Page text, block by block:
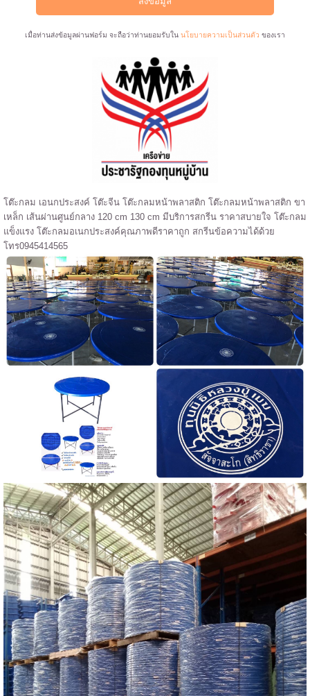
เมื่อท่านส่งข้อมูลผ่านฟอร์ม จะถือว่าท่านยอมรับในนโยบายความเป็นส่วนตัว ของเรา
โต๊ะกลม เอนกประสงค์ โต๊ะจีน โต๊ะกลมหน้าพลาสติก โต๊ะกลมหน้าพลาสติก ขา
เหล็ก เส้นผ่านศูนย์กลาง 120 cm 130 cm มีบริการสกรีน ราคาสบายใจ โต๊ะกลม
แข็งแรง โต๊ะกลมอเนกประสงค์คุณภาพดีราคาถูก สกรีนข้อความได้ด้วย
โทร0945414565